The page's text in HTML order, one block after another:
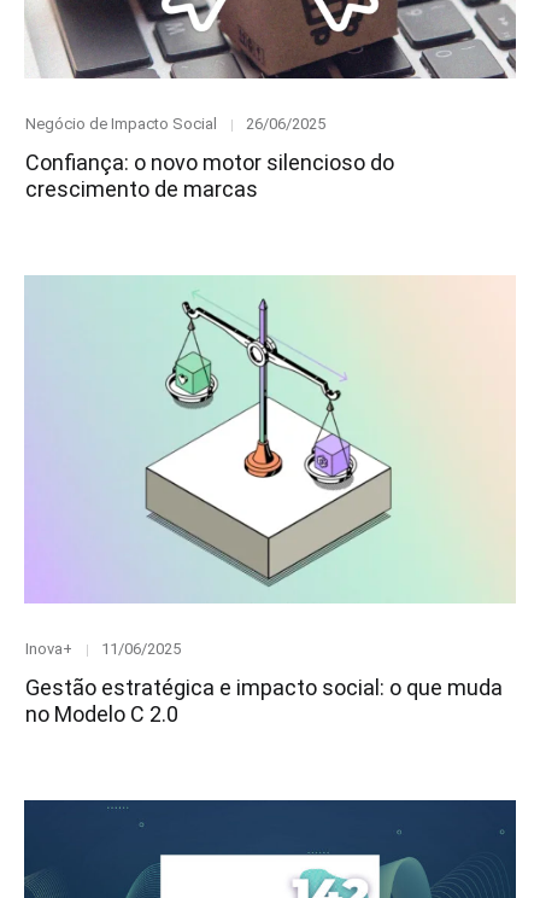
Category
Negócio de Impacto Social
Posted
26/06/2025
Confiança: o novo motor silencioso do
crescimento de marcas
Category
Inova+
Posted
11/06/2025
Gestão estratégica e impacto social: o que muda
no Modelo C 2.0